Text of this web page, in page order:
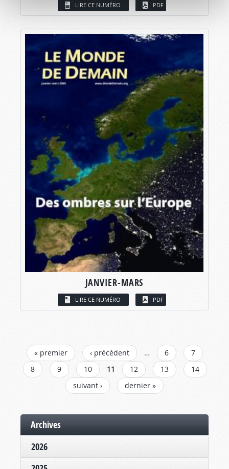
LIRE CE NUMÉRO PDF
JANVIER-MARS
LIRE CE NUMÉRO PDF
PAGES
« premier ‹ précédent … 6
7
8
9 10 11 12 13
14
suivant ›
dernier »
Archives
2026